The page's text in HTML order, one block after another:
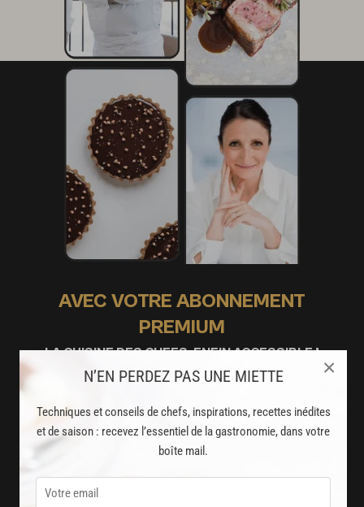
N’EN PERDEZ PAS UNE MIETTE
Techniques et conseils de chefs, inspirations, recettes inédites
et de saison : recevez l’essentiel de la gastronomie, dans votre
boîte mail.
×
AVEC VOTRE ABONNEMENT
PREMIUM
LA CUISINE DES CHEFS, ENFIN ACCESSIBLE !
8000
recettes exclusives
partagées par vos chefs préférés
2000
et techniques de cuisine et pâtisserie